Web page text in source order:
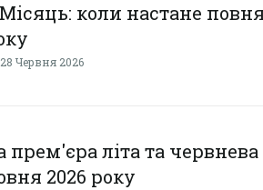
коли настане
28 Червня 2026
прем'єра літа та червнева
2026 року